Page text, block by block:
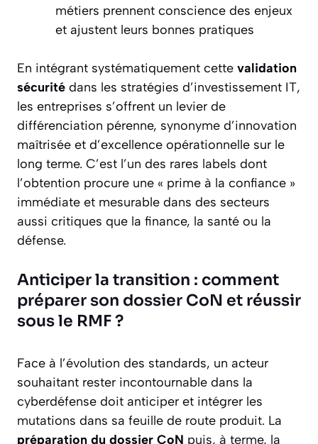
métiers prennent conscience des enjeux
et ajustent leurs bonnes pratiques
En intégrant systématiquement cette validation
sécurité dans les stratégies d’investissement IT,
les entreprises s’offrent un levier de
différenciation pérenne, synonyme d’innovation
maîtrisée et d’excellence opérationnelle sur le
long terme. C’est l’un des rares labels dont
l’obtention procure une « prime à la confiance »
immédiate et mesurable dans des secteurs
aussi critiques que la finance, la santé ou la
défense.
Anticiper la transition : comment
préparer son dossier CoN et réussir
sous le RMF ?
Face à l’évolution des standards, un acteur
souhaitant rester incontournable dans la
cyberdéfense doit anticiper et intégrer les
mutations dans sa feuille de route produit. La
préparation du dossier CoN puis, à terme, la